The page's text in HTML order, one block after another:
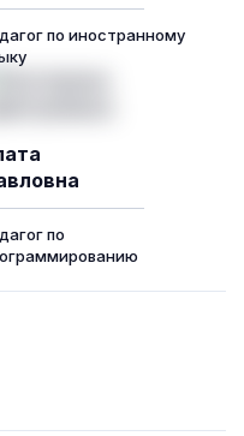
по иностранному
по